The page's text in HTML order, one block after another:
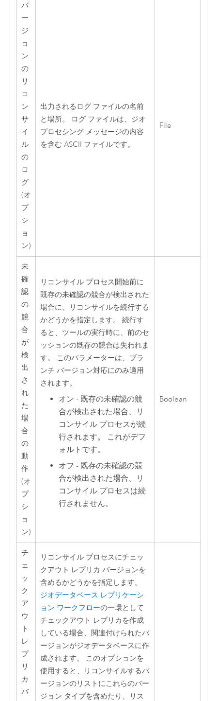
バ
ー
ジ
ョ
ン
の
リ
コ
ン
サ
イ
ル
の
ロ
グ
(オ
プ
シ
ョ
ン)
出力されるログ ファイルの名前
と場所。 ログ ファイルは、ジオ
プロセシング メッセージの内容
を含む ASCII ファイルです。
File
未
確
認
の
競
合
が
検
出
さ
れ
た
場
合
の
動
作
(オ
プ
シ
ョ
ン)
リコンサイル プロセス開始前に
既存の未確認の競合が検出された
場合に、リコンサイルを続行する
かどうかを指定します。 続行す
ると、ツールの実行時に、前のセ
ッションの既存の競合は失われま
す。 このパラメーターは、ブラ
ンチ バージョン対応にのみ適用
されます。
オン - 既存の未確認の競
合が検出された場合、リ
コンサイル プロセスが続
行されます。 これがデフ
ォルトです。
オフ - 既存の未確認の競
合が検出された場合、リ
コンサイル プロセスは続
行されません。
Boolean
チ
ェ
ッ
ク
ア
ウ
ト
レ
プ
リ
カ
バ
リコンサイル プロセスにチェッ
クアウト レプリカ バージョンを
含めるかどうかを指定します。
ジオデータベース レプリケーシ
ョン ワークフローの一環として
チェックアウト レプリカを作成
している場合、関連付けられたバ
ージョンがジオデータベースに作
成されます。 このオプションを
使用すると、リコンサイルするバ
ージョンのリストにこれらのバー
ジョン タイプを含めたり、リス